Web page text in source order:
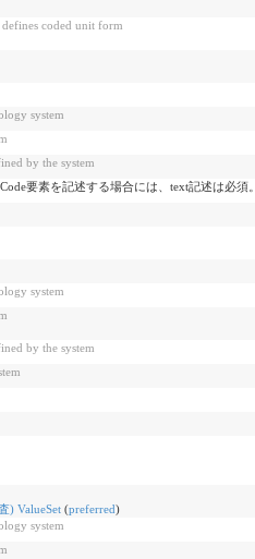
coded unit form
system
by the system
要素を記述する場合には、text記述は必須。
system
by the system
) ValueSet(preferred)
system